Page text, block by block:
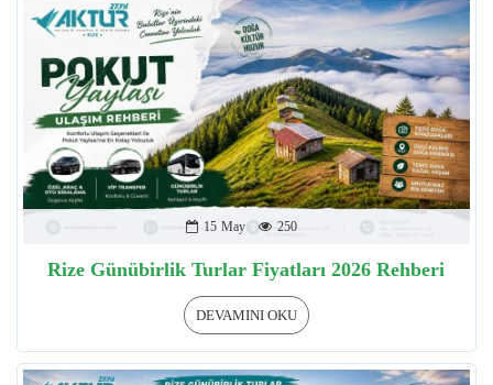
15 May 250
Rize Günübirlik Turlar Fiyatları 2026 Rehberi
DEVAMINI OKU